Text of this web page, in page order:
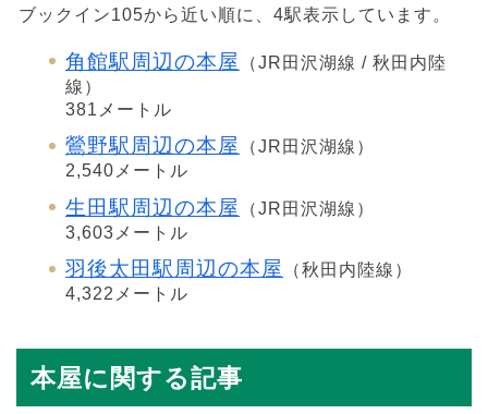
ブックイン105から近い順に、4駅表示しています。
角館駅周辺の本屋
（JR田沢湖線 / 秋田内陸
線）
381メートル
鶯野駅周辺の本屋
（JR田沢湖線）
2,540メートル
生田駅周辺の本屋
（JR田沢湖線）
3,603メートル
羽後太田駅周辺の本屋
（秋田内陸線）
4,322メートル
本屋に関する記事